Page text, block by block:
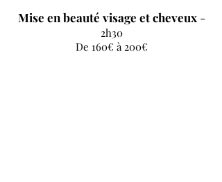
Mise en beauté visage et cheveux -
2h30
De 160€ à 200€